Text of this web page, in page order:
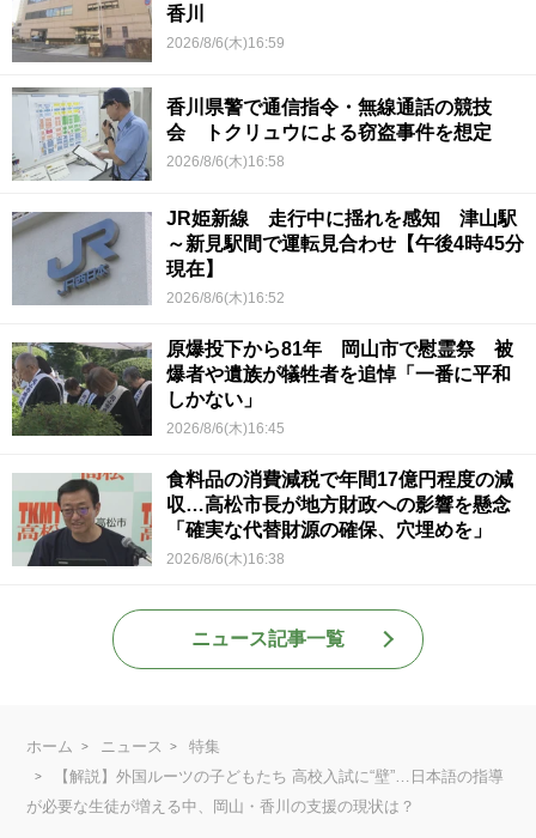
香川
2026/8/6(木)16:59
香川県警で通信指令・無線通話の競技
会 トクリュウによる窃盗事件を想定
2026/8/6(木)16:58
JR姫新線 走行中に揺れを感知 津山駅
～新見駅間で運転見合わせ【午後4時45分
現在】
2026/8/6(木)16:52
原爆投下から81年 岡山市で慰霊祭 被
爆者や遺族が犠牲者を追悼「一番に平和
しかない」
2026/8/6(木)16:45
食料品の消費減税で年間17億円程度の減
収…高松市長が地方財政への影響を懸念
「確実な代替財源の確保、穴埋めを」
2026/8/6(木)16:38
ニュース記事一覧
ホーム ニュース
特集
【解説】外国ルーツの子どもたち 高校入試に“壁”…日本語の指導
が必要な生徒が増える中、岡山・香川の支援の現状は？